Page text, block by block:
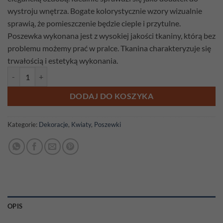
wystroju wnętrza. Bogate kolorystycznie wzory wizualnie
sprawią, że pomieszczenie będzie cieple i przytulne.
Poszewka wykonana jest z wysokiej jakości tkaniny, którą bez
problemu możemy prać w pralce. Tkanina charakteryzuje się
trwałością i estetyką wykonania.
DODAJ DO KOSZYKA
Kategorie: Dekoracje, Kwiaty, Poszewki
OPIS